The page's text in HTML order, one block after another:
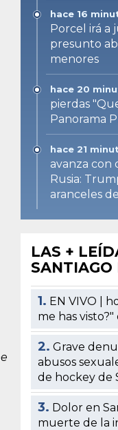
hace 16
Porcel irá a
presunto
menores
hace 20
pierdas
Panorama
hace 21
avanza con
Rusia:
aranceles
LAS +
SANTIAGO
1. EN VIVO |
me has
2. Grave
abusos
de hockey de
3. Dolor en
muerte de la